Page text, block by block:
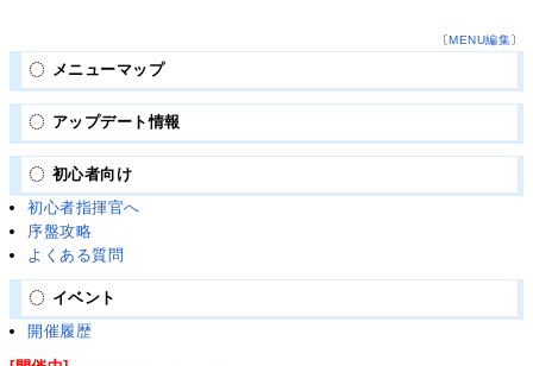
〔 MENU編集〕
メニューマップ
アップデート情報
初心者向け
初心者指揮官へ
序盤攻略
よくある質問
イベント
開催履歴